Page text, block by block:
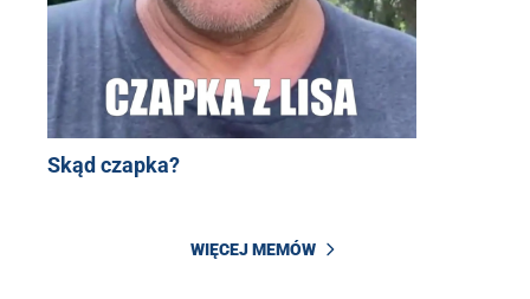
Skąd czapka?
WIĘCEJ MEMÓW